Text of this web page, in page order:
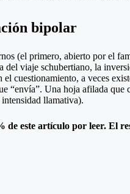
bipolar
(el primero, abierto por el
del viaje schubertiano, la
el cuestionamiento, a veces
“envía”. Una hoja afilada que
llamativa).
de este artículo por leer. El